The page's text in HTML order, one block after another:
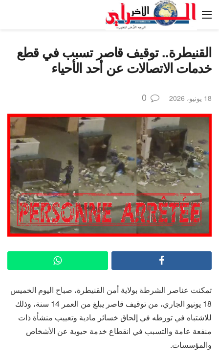
القنيطرة.. توقيف قاصر تسبب في قطع
خدمات الاتصالات عن أحد الأحياء
18 يونيو، 2026 0
تمكنت عناصر الشرطة بولاية أمن القنيطرة، صباح اليوم الخميس
18 يونيو الجاري، من توقيف قاصر يبلغ من العمر 14 سنة، وذلك
للاشتباه في تورطه في إلحاق خسائر مادية وتعييب منشأة ذات
منفعة عامة والتسبب في انقطاع خدمة حيوية عن الأشخاص
والمؤسسات.